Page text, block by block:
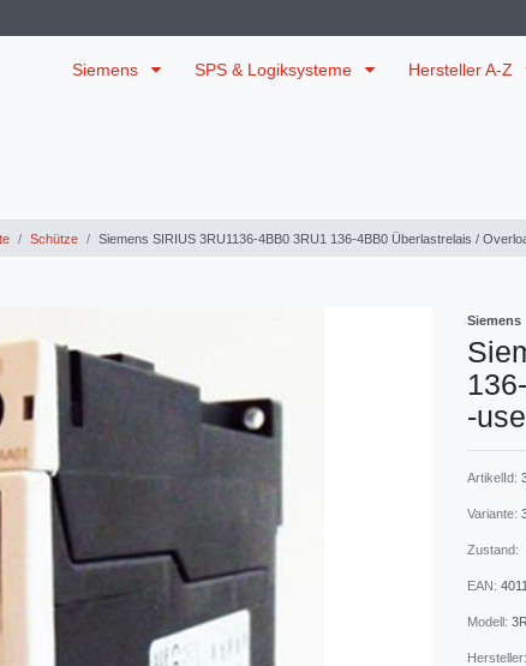
Siemens SPS & Logiksysteme Hersteller A-Z
Schütze Siemens SIRIUS 3RU1136-4BB0 3RU1 136-4BB0 Überlastrelais /
Siemens
-
ArtikelId:
Variante:
Zustand:
EAN:
Modell:
Hersteller: